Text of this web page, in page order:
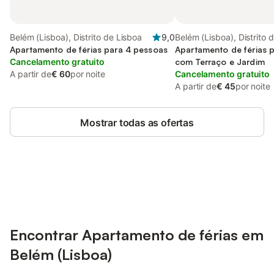
Belém (Lisboa), Distrito de Lisboa
9,0
Apartamento de férias para 4 pessoas
Cancelamento gratuito
A partir de€ 60por noite
Belém (Lisboa), Distrito
Apartamento de férias
com Terraço e Jardim
Cancelamento gratuito
A partir de€ 45por noite
Mostrar todas as ofertas
Encontrar Apartamento de férias em
Belém (Lisboa)